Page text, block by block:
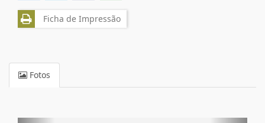
Ficha de Impressão
Fotos